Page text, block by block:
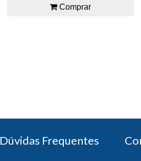
Comprar
Dúvidas Frequentes